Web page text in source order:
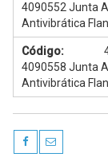
4090552 Junta
Antivibrática
Código:
4090558 Junta
Antivibrática